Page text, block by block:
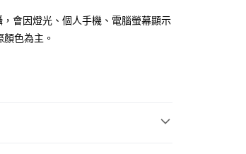
會因燈光、個人手機、電腦螢幕顯示
色為主。